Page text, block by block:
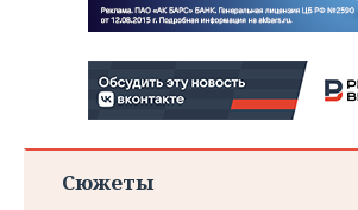
Сюжеты